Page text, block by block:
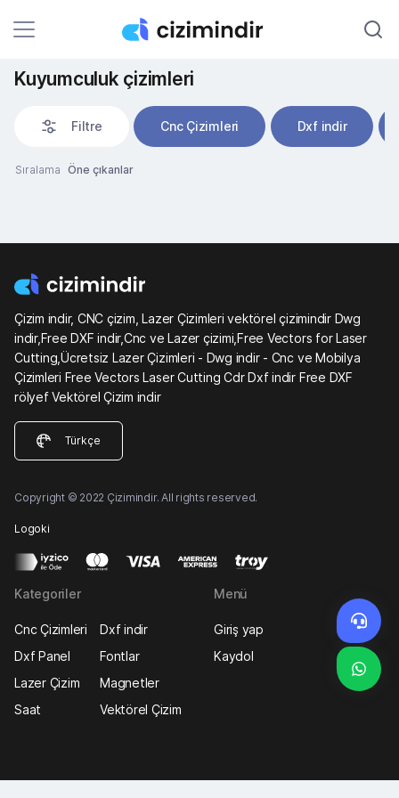
Kuyumculuk çizimleri
Filtre Cnc Çizimleri Dxf indir
Sıralama Öne çıkanlar
Çizim indir, CNC çizim, Lazer Çizimleri vektörel çizimindir Dwg
indir,Free DXF indir,Cnc ve Lazer çizimi,Free Vectors for Laser
Cutting,Ücretsiz Lazer Çizimleri - Dwg indir - Cnc ve Mobilya
Çizimleri Free Vectors Laser Cutting Cdr Dxf indir Free DXF
rölyef Vektörel Çizim indir
Türkçe
Copyright © 2022 Çizimindir. All rights reserved.
Logoki
Kategoriler
Cnc Çizimleri
Dxf indir
Dxf Panel
Fontlar
Lazer Çizim
Magnetler
Saat
Vektörel Çizim
Menü
Giriş yap
Kaydol